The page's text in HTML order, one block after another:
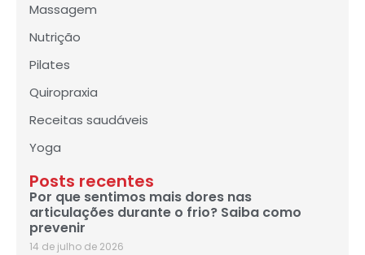
Massagem
Nutrição
Pilates
Quiropraxia
Receitas saudáveis
Yoga
Posts recentes
Por que sentimos mais dores nas
articulações durante o frio? Saiba como
prevenir
14 de julho de 2026